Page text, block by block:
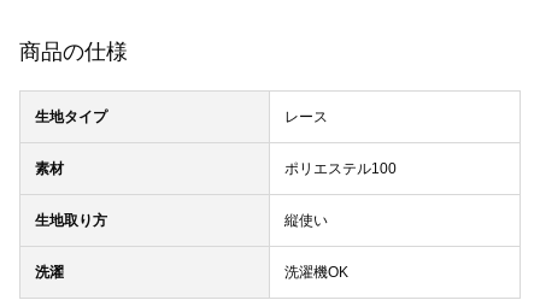
商品の仕様
生地タイプ レース
素材 ポリエステル100
生地取り方 縦使い
洗濯 洗濯機OK